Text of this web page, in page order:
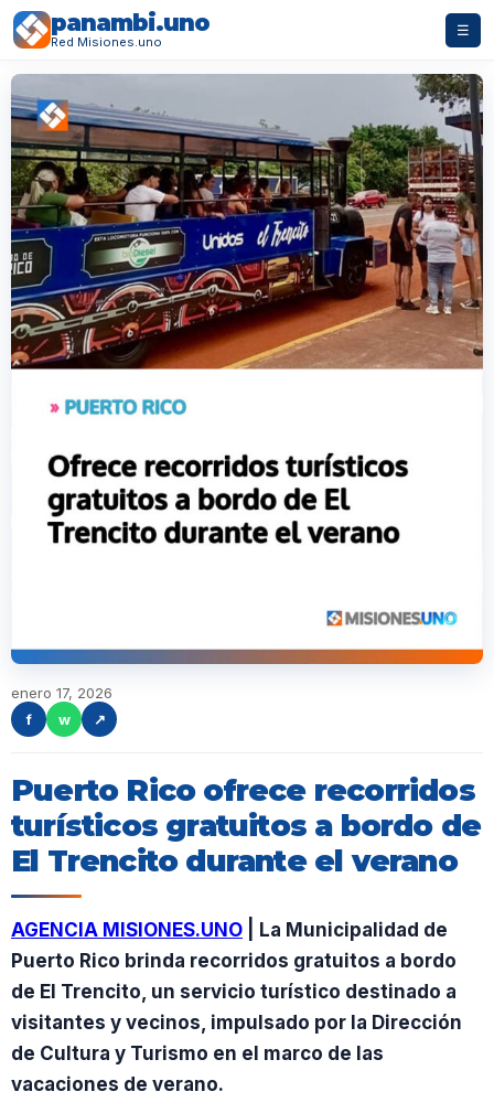
panambi.uno
Red Misiones.uno
☰
enero 17, 2026
f
w ↗
Puerto Rico ofrece recorridos
turísticos gratuitos a bordo de
El Trencito durante el verano
AGENCIA MISIONES.UNO | La Municipalidad de
Puerto Rico brinda recorridos gratuitos a bordo
de El Trencito, un servicio turístico destinado a
visitantes y vecinos, impulsado por la Dirección
de Cultura y Turismo en el marco de las
vacaciones de verano.